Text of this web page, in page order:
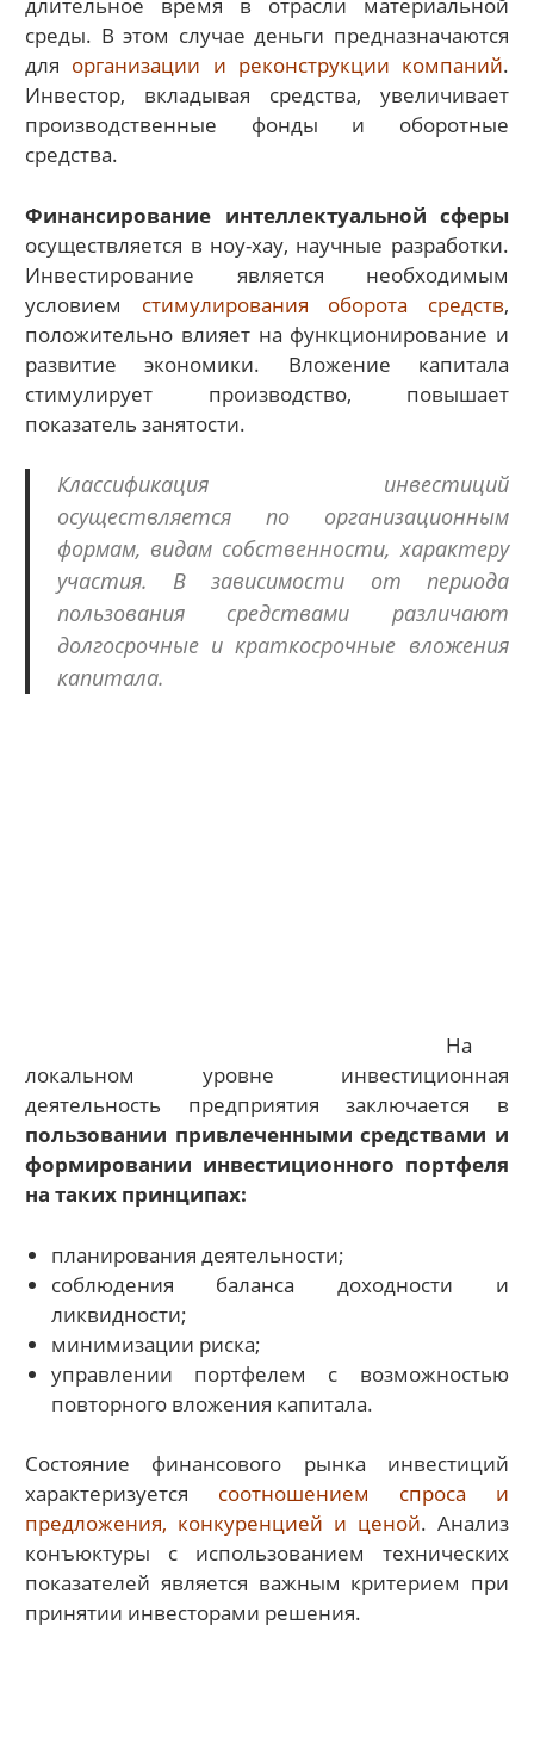
длительное время в отрасли материальной
среды. В этом случае деньги предназначаются
для организации и реконструкции компаний.
Инвестор, вкладывая средства, увеличивает
производственные фонды и оборотные
средства.
Финансирование интеллектуальной сферы
осуществляется в ноу-хау, научные разработки.
Инвестирование является необходимым
условием стимулирования оборота средств,
положительно влияет на функционирование и
развитие экономики. Вложение капитала
стимулирует производство, повышает
показатель занятости.
Классификация инвестиций
осуществляется по организационным
формам, видам собственности, характеру
участия. В зависимости от периода
пользования средствами различают
долгосрочные и краткосрочные вложения
капитала.
На
локальном уровне инвестиционная
деятельность предприятия заключается в
пользовании привлеченными средствами и
формировании инвестиционного портфеля
на таких принципах:
планирования деятельности;
соблюдения баланса доходности и
ликвидности;
минимизации риска;
управлении портфелем с возможностью
повторного вложения капитала.
Состояние финансового рынка инвестиций
характеризуется соотношением спроса и
предложения, конкуренцией и ценой. Анализ
конъюктуры с использованием технических
показателей является важным критерием при
принятии инвесторами решения.